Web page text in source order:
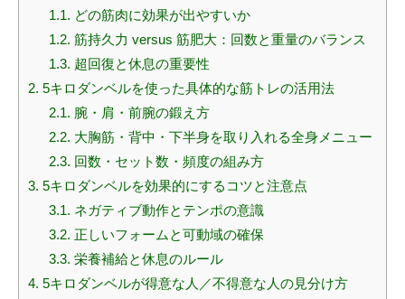
1.1. どの筋肉に効果が出やすいか
1.2. 筋持久力 versus 筋肥大：回数と重量のバランス
1.3. 超回復と休息の重要性
2. 5キロダンベルを使った具体的な筋トレの活用法
2.1. 腕・肩・前腕の鍛え方
2.2. 大胸筋・背中・下半身を取り入れる全身メニュー
2.3. 回数・セット数・頻度の組み方
3. 5キロダンベルを効果的にするコツと注意点
3.1. ネガティブ動作とテンポの意識
3.2. 正しいフォームと可動域の確保
3.3. 栄養補給と休息のルール
4. 5キロダンベルが得意な人／不得意な人の見分け方